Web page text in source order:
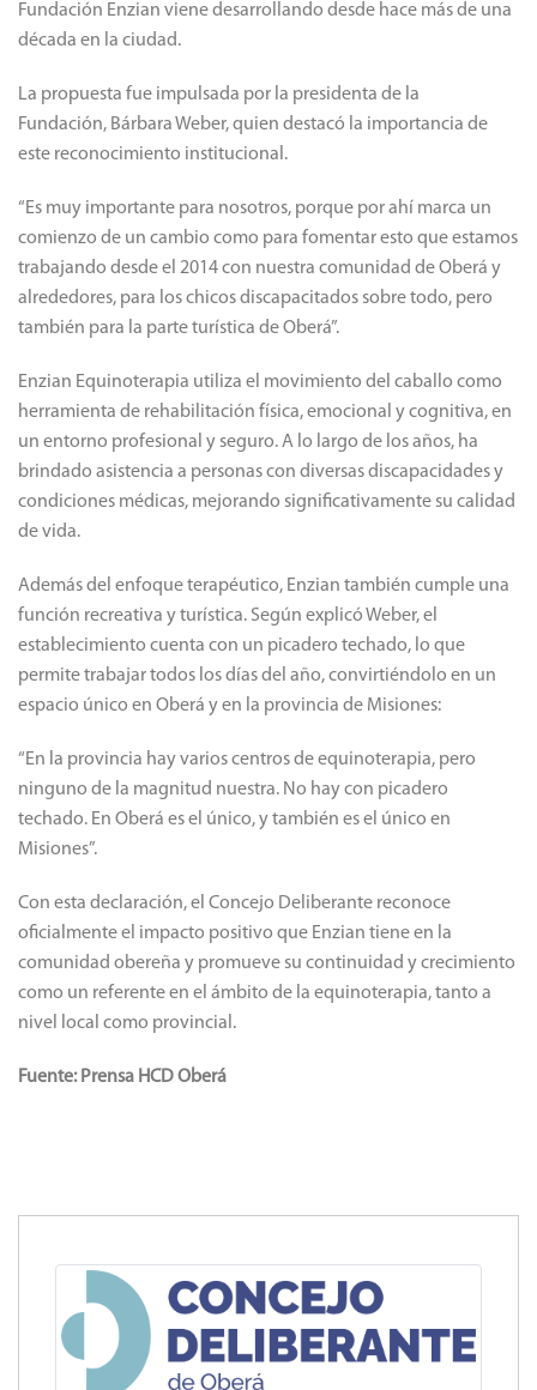
Fundación Enzian viene desarrollando desde hace más de una
década en la ciudad.
La propuesta fue impulsada por la presidenta de la
Fundación, Bárbara Weber, quien destacó la importancia de
este reconocimiento institucional.
“Es muy importante para nosotros, porque por ahí marca un
comienzo de un cambio como para fomentar esto que estamos
trabajando desde el 2014 con nuestra comunidad de Oberá y
alrededores, para los chicos discapacitados sobre todo, pero
también para la parte turística de Oberá”.
Enzian Equinoterapia utiliza el movimiento del caballo como
herramienta de rehabilitación física, emocional y cognitiva, en
un entorno profesional y seguro. A lo largo de los años, ha
brindado asistencia a personas con diversas discapacidades y
condiciones médicas, mejorando significativamente su calidad
de vida.
Además del enfoque terapéutico, Enzian también cumple una
función recreativa y turística. Según explicó Weber, el
establecimiento cuenta con un picadero techado, lo que
permite trabajar todos los días del año, convirtiéndolo en un
espacio único en Oberá y en la provincia de Misiones:
“En la provincia hay varios centros de equinoterapia, pero
ninguno de la magnitud nuestra. No hay con picadero
techado. En Oberá es el único, y también es el único en
Misiones”.
Con esta declaración, el Concejo Deliberante reconoce
oficialmente el impacto positivo que Enzian tiene en la
comunidad obereña y promueve su continuidad y crecimiento
como un referente en el ámbito de la equinoterapia, tanto a
nivel local como provincial.
Fuente: Prensa HCD Oberá